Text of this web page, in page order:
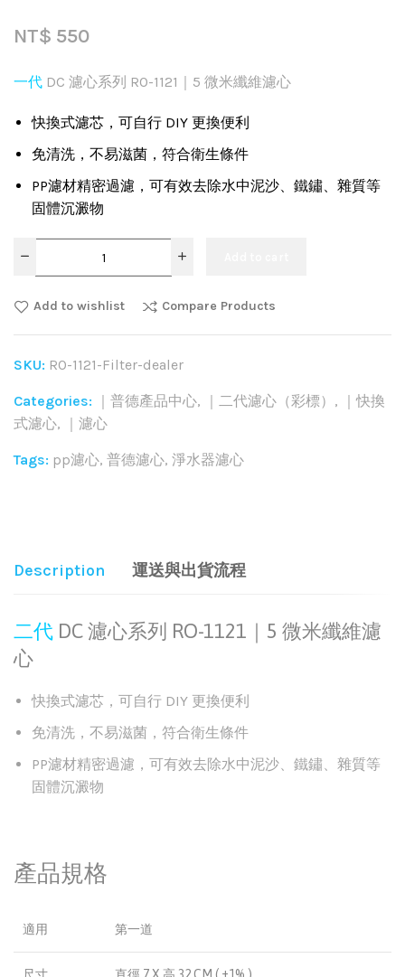
NT$ 550
一代 DC 濾心系列 RO-1121｜5 微米纖維濾心
快換式濾芯，可自行 DIY 更換便利
免清洗，不易滋菌，符合衛生條件
PP濾材精密過濾，可有效去除水中泥沙、鐵鏽、雜質等
固體沉澱物
Add to wishlist Compare Products
SKU: RO-1121-Filter-dealer
Categories: ｜普德產品中心, ｜二代濾心（彩標） ,
｜快換
式濾心, ｜濾心
Tags: pp濾心, 普德濾心, 淨水器濾心
Description 運送與出貨流程
二代 DC 濾心系列 RO-1121｜5 微米纖維濾
心
快換式濾芯，可自行 DIY 更換便利
免清洗，不易滋菌，符合衛生條件
PP濾材精密過濾，可有效去除水中泥沙、鐵鏽、雜質等
固體沉澱物
產品規格
適用 第一道